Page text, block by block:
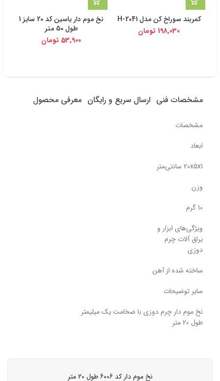
کمربند سوراخ کن مدل H-2041
198,030 تومان
نخ موم دار یاسین کد 20 سایز 1
طول 50 متر
53,900 تومان
مشخصات فنی ارسال سریع و رایگان معرفی محصول
مشخصات
ابعاد
20x5x1 سانتی‌متر
وزن
10 گرم
ویژگی‌های ابزار و
یراق آلات چرم
دوزی
ساخته شده از آهن
سایر توضیحات
نخ موم دار چرم دوزی با ضخامت یک میلیمتر
طول 20 متر
نخ موم دار کد 6006 طول 20 متر